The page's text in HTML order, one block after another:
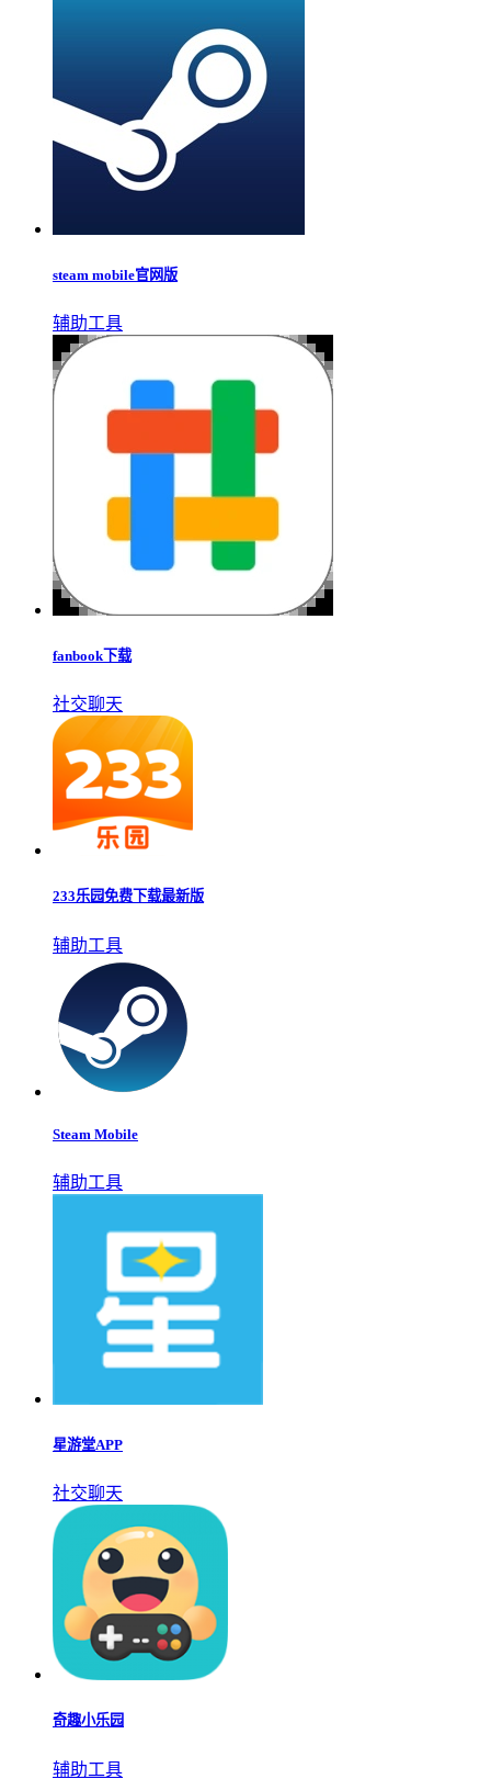
steam mobile官网版
辅助工具
fanbook下载
社交聊天
233乐园免费下载最新版
辅助工具
Steam Mobile
辅助工具
星游堂APP
社交聊天
奇趣小乐园
辅助工具